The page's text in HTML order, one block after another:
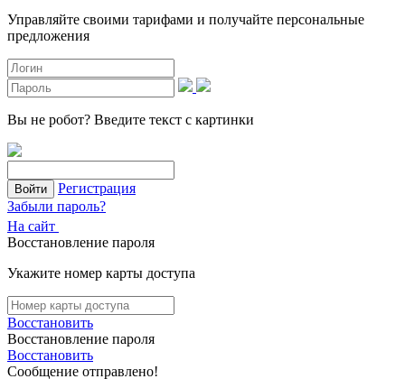
Управляйте своими тарифами и получайте персональные
предложения
Вы не робот? Введите текст с картинки
Войти
Регистрация
Забыли пароль?
На сайт
Восстановление пароля
Укажите номер карты доступа
Восстановить
Восстановление пароля
Восстановить
Сообщение отправлено!